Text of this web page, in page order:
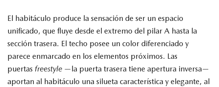
El habitáculo produce la sensación de ser un espacio
unificado, que fluye desde el extremo del pilar A hasta la
sección trasera. El techo posee un color diferenciado y
parece enmarcado en los elementos próximos. Las
puertas freestyle —la puerta trasera tiene apertura inversa—
aportan al habitáculo una silueta característica y elegante, al